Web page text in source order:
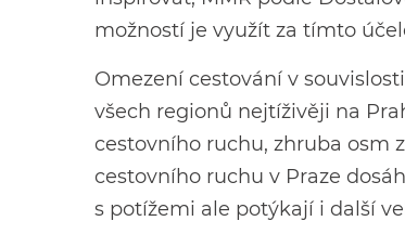
možností je využít za tímto
Omezení cestování v
všech regionů nejtíživěji na
cestovního ruchu, zhruba osm
cestovního ruchu v Praze
s potížemi ale potýkají i další